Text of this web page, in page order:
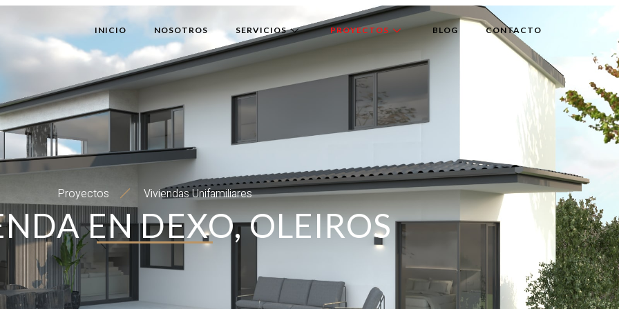
INICIO NOSOTROS SERVICIOS PROYECTOS BLOG CONTACTO
Proyectos Viviendas Unifamiliares
EN DEXO, OLEIROS